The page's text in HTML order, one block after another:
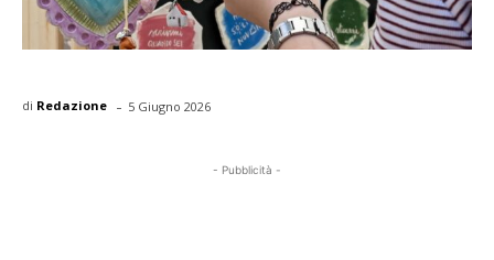
di Redazione - 5 Giugno 2026
- Pubblicità -